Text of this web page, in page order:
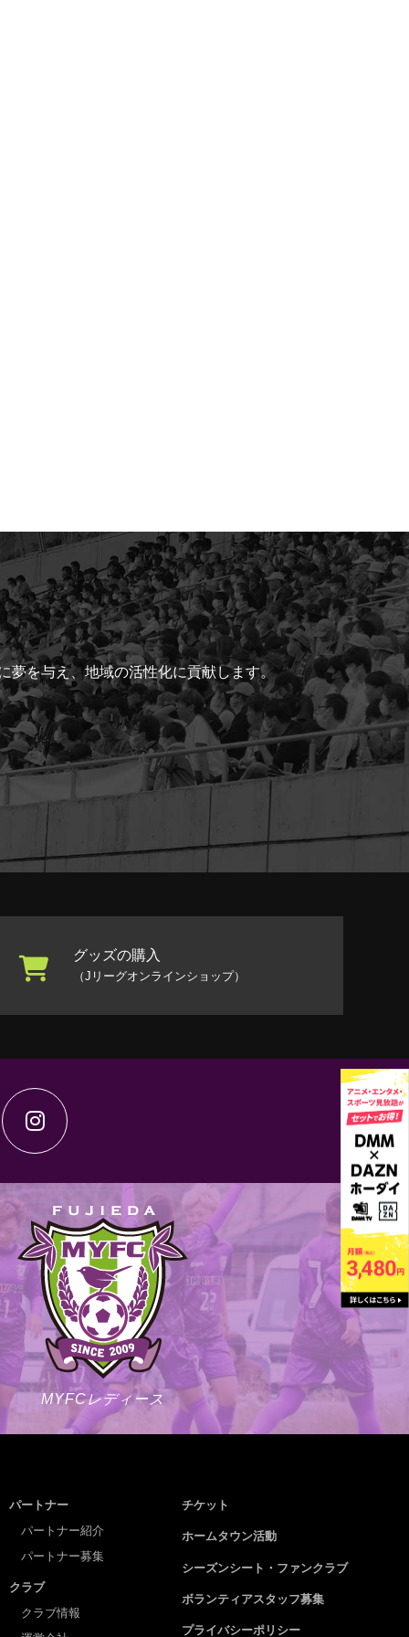
夢を与え、地域の活性化に貢献します。
グッズの購入
（Jリーグオンラインショップ）
MYFCレディース
パートナー
パートナー紹介
パートナー募集
クラブ
クラブ情報
チケット
ホームタウン活動
シーズンシート・ファンクラブ
ボランティアスタッフ募集
プライバシーポリシー